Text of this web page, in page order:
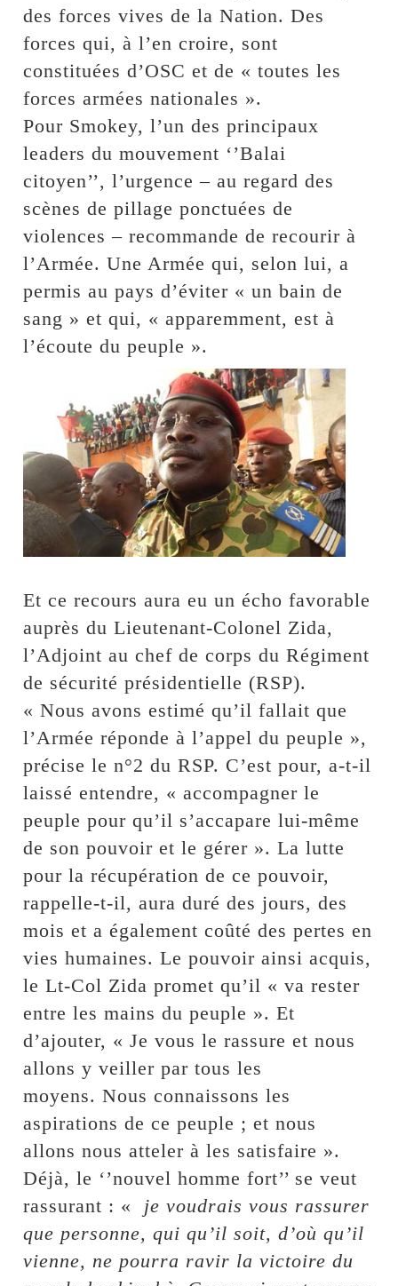
des forces vives de la Nation. Des
forces qui, à l’en croire, sont
constituées d’OSC et de « toutes les
forces armées nationales ».
Pour Smokey, l’un des principaux
leaders du mouvement ‘’Balai
citoyen’’, l’urgence – au regard des
scènes de pillage ponctuées de
violences – recommande de recourir à
l’Armée. Une Armée qui, selon lui, a
permis au pays d’éviter « un bain de
sang » et qui, « apparemment, est à
l’écoute du peuple ».
Et ce recours aura eu un écho favorable
auprès du Lieutenant-Colonel Zida,
l’Adjoint au chef de corps du Régiment
de sécurité présidentielle (RSP).
« Nous avons estimé qu’il fallait que
l’Armée réponde à l’appel du peuple »,
précise le n°2 du RSP. C’est pour, a-t-il
laissé entendre, « accompagner le
peuple pour qu’il s’accapare lui-même
de son pouvoir et le gérer ». La lutte
pour la récupération de ce pouvoir,
rappelle-t-il, aura duré des jours, des
mois et a également coûté des pertes en
vies humaines. Le pouvoir ainsi acquis,
le Lt-Col Zida promet qu’il « va rester
entre les mains du peuple ». Et
d’ajouter, « Je vous le rassure et nous
allons y veiller par tous les
moyens. Nous connaissons les
aspirations de ce peuple ; et nous
allons nous atteler à les satisfaire ».
Déjà, le ‘’nouvel homme fort’’ se veut
rassurant : «
je voudrais vous rassurer
que personne, qui qu’il soit, d’où qu’il
vienne, ne pourra ravir la victoire du